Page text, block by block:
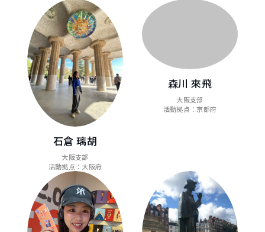
石倉 璃胡
大阪支部
活動拠点：大阪府
森川 來飛
大阪支部
活動拠点：京都府